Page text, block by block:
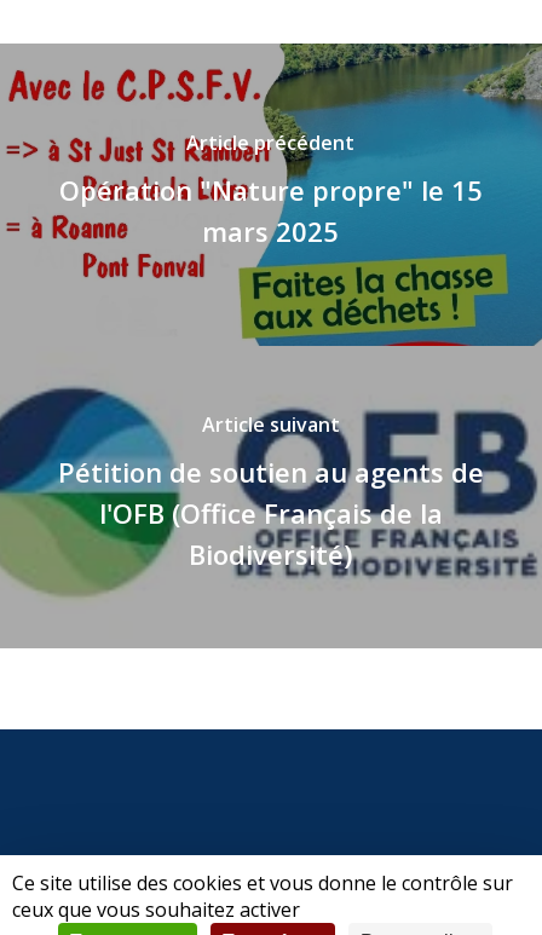
Ce site utilise des cookies et vous donne le contrôle sur
ceux que vous souhaitez activer
Article précédent
Opération "Nature propre" le 15
mars 2025
Article suivant
Pétition de soutien au agents de
l'OFB (Office Français de la
Biodiversité)
© 2026 CPSFV | Club de Pêche Sportive Forez-Velay.